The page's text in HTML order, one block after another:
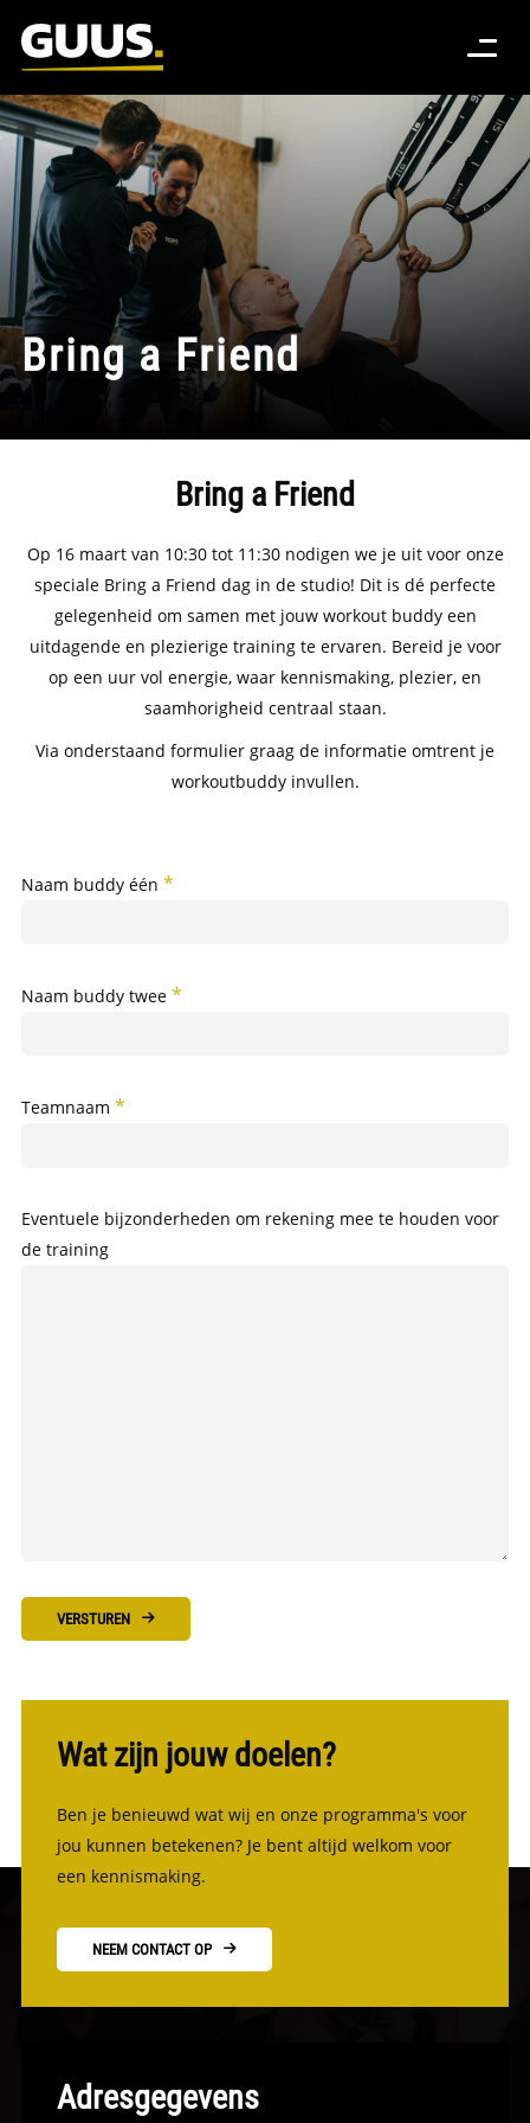
Bring a Friend
Bring a Friend
Op 16 maart van 10:30 tot 11:30 nodigen we je uit voor onze
speciale Bring a Friend dag in de studio! Dit is dé perfecte
gelegenheid om samen met jouw workout buddy een
uitdagende en plezierige training te ervaren. Bereid je voor
op een uur vol energie, waar kennismaking, plezier, en
saamhorigheid centraal staan.
Via onderstaand formulier graag de informatie omtrent je
workoutbuddy invullen.
Naam buddy één
Naam buddy twee
Teamnaam
Eventuele bijzonderheden om rekening mee te houden voor
de training
VERSTUREN
Wat zijn jouw doelen?
Ben je benieuwd wat wij en onze programma's voor
jou kunnen betekenen? Je bent altijd welkom voor
een kennismaking.
NEEM CONTACT OP
Adresgegevens